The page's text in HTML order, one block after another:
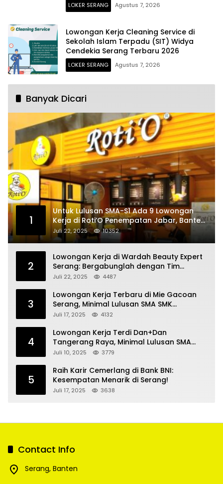
LOKER SERANG Agustus 7, 2026
Lowongan Kerja Cleaning Service di
Sekolah Islam Terpadu (SIT) Widya
Cendekia Serang Terbaru 2026
LOKER SERANG Agustus 7, 2026
Banyak Dicari
1
Untuk Lulusan SMA-S1 Ada 9 Lowongan
Kerja di Roti’O Penempatan Jabar, Banten
dan Jakarta
Juli 22, 2025 10352
2
Lowongan Kerja di Wardah Beauty Expert
Serang: Bergabunglah dengan Tim
Kecantikan
Juli 22, 2025 4487
3
Lowongan Kerja Terbaru di Mie Gacoan
Serang, Minimal Lulusan SMA SMK
Sederajat
Juli 17, 2025 4132
4
Lowongan Kerja Terdi Dan+Dan
Tangerang Raya, Minimal Lulusan SMA
SMK
Juli 10, 2025 3779
5
Raih Karir Cemerlang di Bank BNI:
Kesempatan Menarik di Serang!
Juli 17, 2025 3638
Contact Info
Serang, Banten